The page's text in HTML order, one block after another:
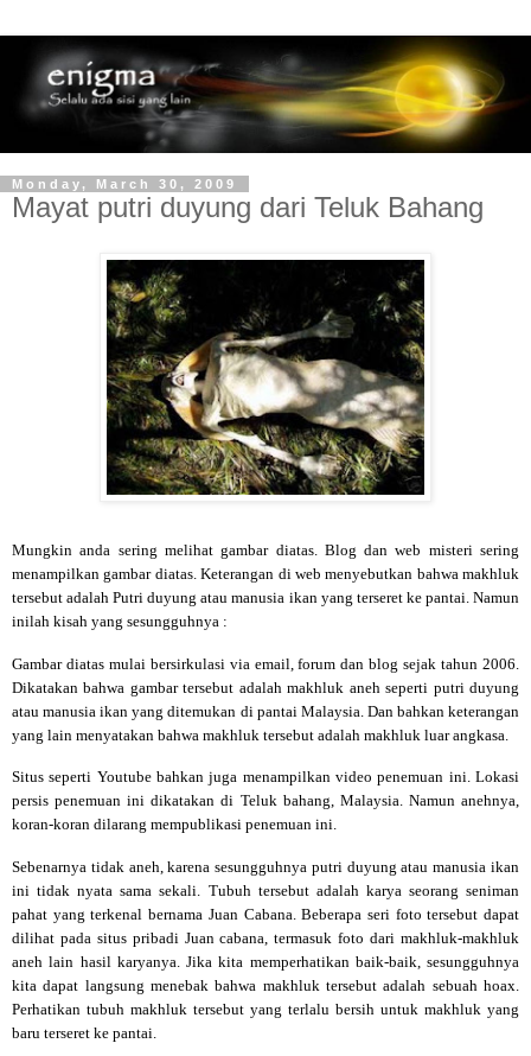
Monday, March 30, 2009
Mayat putri duyung dari Teluk Bahang
Mungkin anda sering melihat gambar diatas. Blog dan web misteri sering
menampilkan gambar diatas. Keterangan di web menyebutkan bahwa makhluk
tersebut adalah Putri duyung atau manusia ikan yang terseret ke pantai. Namun
inilah kisah yang sesungguhnya :
Gambar diatas mulai bersirkulasi via email, forum dan blog sejak tahun 2006.
Dikatakan bahwa gambar tersebut adalah makhluk aneh seperti putri duyung
atau manusia ikan yang ditemukan di pantai Malaysia. Dan bahkan keterangan
yang lain menyatakan bahwa makhluk tersebut adalah makhluk luar angkasa.
Situs seperti Youtube bahkan juga menampilkan video penemuan ini. Lokasi
persis penemuan ini dikatakan di Teluk bahang, Malaysia. Namun anehnya,
koran-koran dilarang mempublikasi penemuan ini.
Sebenarnya tidak aneh, karena sesungguhnya putri duyung atau manusia ikan
ini tidak nyata sama sekali. Tubuh tersebut adalah karya seorang seniman
pahat yang terkenal bernama Juan Cabana. Beberapa seri foto tersebut dapat
dilihat pada situs pribadi Juan cabana, termasuk foto dari makhluk-makhluk
aneh lain hasil karyanya. Jika kita memperhatikan baik-baik, sesungguhnya
kita dapat langsung menebak bahwa makhluk tersebut adalah sebuah hoax.
Perhatikan tubuh makhluk tersebut yang terlalu bersih untuk makhluk yang
baru terseret ke pantai.